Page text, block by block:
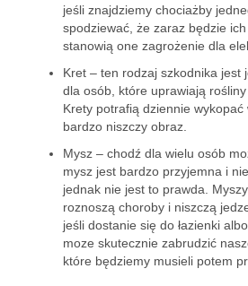
jeśli znajdziemy chociażby
spodziewać, że zaraz będzie ich
stanowią one zagrożenie dla
Kret – ten rodzaj szkodnika jest
dla osób, które uprawiają
Krety potrafią dziennie
bardzo niszczy obraz.
Mysz – chodź dla wielu osób
mysz jest bardzo przyjemna i
jednak nie jest to prawda.
roznoszą choroby i niszczą
jeśli dostanie się do łazienki
moze skutecznie zabrudzić
które będziemy musieli potem